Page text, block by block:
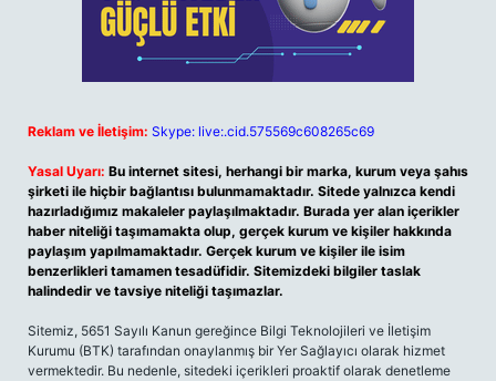
Reklam ve İletişim: Skype: live:.cid.575569c608265c69
Yasal Uyarı: Bu internet sitesi, herhangi bir marka, kurum veya şahıs
şirketi ile hiçbir bağlantısı bulunmamaktadır. Sitede yalnızca kendi
hazırladığımız makaleler paylaşılmaktadır. Burada yer alan içerikler
haber niteliği taşımamakta olup, gerçek kurum ve kişiler hakkında
paylaşım yapılmamaktadır. Gerçek kurum ve kişiler ile isim
benzerlikleri tamamen tesadüfidir. Sitemizdeki bilgiler taslak
halindedir ve tavsiye niteliği taşımazlar.
Sitemiz, 5651 Sayılı Kanun gereğince Bilgi Teknolojileri ve İletişim
Kurumu (BTK) tarafından onaylanmış bir Yer Sağlayıcı olarak hizmet
vermektedir. Bu nedenle, sitedeki içerikleri proaktif olarak denetleme